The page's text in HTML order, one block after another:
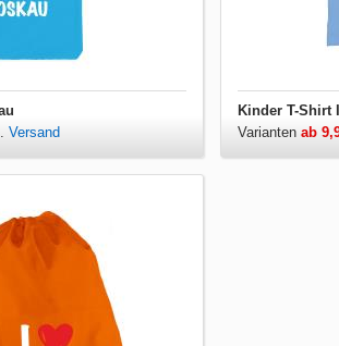
Versand
Kinder T-Shirt
Variantenab